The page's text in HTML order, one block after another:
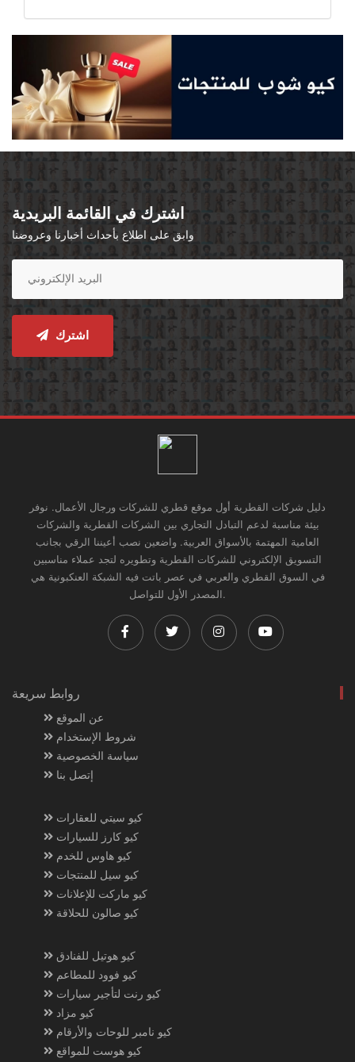
اشترك في القائمة البريدية
وابق على اطلاع بأحداث أخبارنا وعروضنا
اشترك
دليل شركات القطرية أول موقع قطري للشركات ورجال الأعمال. نوفر
بيئة مناسبة لدعم التبادل التجاري بين الشركات القطرية والشركات
العامية المهتمة بالأسواق العربية. واضعين نصب أعيننا الرقي بجانب
التسويق الإلكتروني للشركات القطرية وتطويره لتجد عملاء مناسبين
في السوق القطري والعربي في عصر باتت فيه الشبكة العنكبونية هي
المصدر الأول للتواصل.
روابط سريعة
عن الموقع
شروط الإستخدام
سياسة الخصوصية
إتصل بنا
كيو سيتي للعقارات
كيو كارز للسيارات
كيو هاوس للخدم
كيو سيل للمنتجات
كيو ماركت للإعلانات
كيو صالون للحلاقة
كيو هوتيل للفنادق
كيو فوود للمطاعم
كيو رنت لتأجير سيارات
كيو مزاد
كيو نامبر للوحات والأرقام
كيو هوست للمواقع